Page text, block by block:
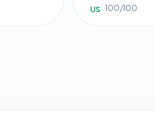
US 100/100